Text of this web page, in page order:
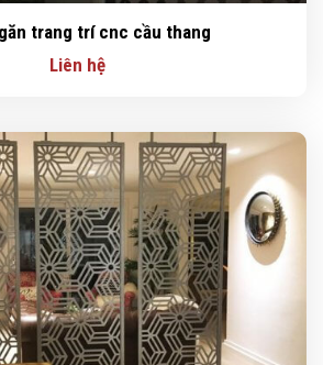
trang trí cnc cầu thang
Liên hệ